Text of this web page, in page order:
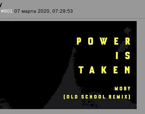
07 марта 2020, 07:29:53